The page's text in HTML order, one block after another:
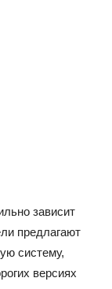
зависит
предлагают
систему,
версиях